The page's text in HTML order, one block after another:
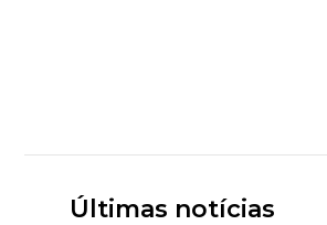
Últimas notícias